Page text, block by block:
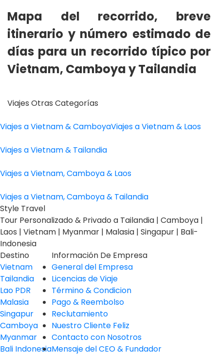
Mapa del recorrido, breve
itinerario y número estimado de
días para un recorrido típico por
Vietnam, Camboya y Tailandia
Viajes Otras Categorías
Viajes a Vietnam & CamboyaViajes a Vietnam & Laos
Viajes a Vietnam & Tailandia
Viajes a Vietnam, Camboya & Laos
Viajes a Vietnam, Camboya & Tailandia
Style Travel
Tour Personalizado & Privado a Tailandia | Camboya |
Laos | Vietnam | Myanmar | Malasia | Singapur | Bali-
Indonesia
Destino
Vietnam
Tailandia
Lao PDR
Malasia
Singapur
Camboya
Myanmar
Bali Indonesia
Información De Empresa
General del Empresa
Licencias de Viaje
Término & Condicion
Pago & Reembolso
Reclutamiento
Nuestro Cliente Feliz
Contacto con Nosotros
Mensaje del CEO & Fundador